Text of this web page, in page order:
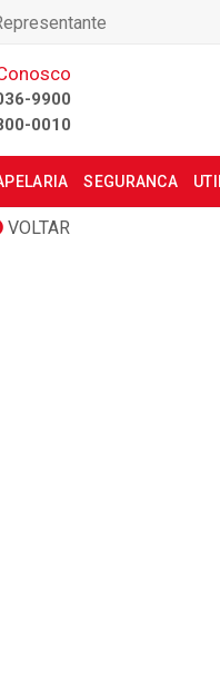
9900
0010
SEGURANCA
VOLTAR